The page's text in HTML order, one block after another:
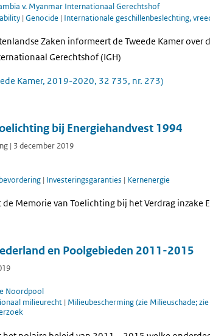
v. Myanmar Internationaal Gerechtshof
| Genocide | Internationale geschillenbeslechting,
Zaken informeert de Tweede Kamer over
Gerechtshof (IGH)
Kamer, 2019-2020, 32 735, nr. 273)
bij Energiehandvest 1994
| 3 december 2019
| Investeringsgaranties | Kernenergie
Memorie van Toelichting bij het Verdrag inzake
en Poolgebieden 2011-2015
Noordpool
milieurecht | Milieubescherming (zie Milieuschade;